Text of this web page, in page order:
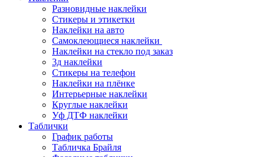
Разновидные наклейки
Стикеры и этикетки
Наклейки на авто
Самоклеющиеся наклейки
Наклейки на стекло под заказ
3д наклейки
Cтикеры на телефон
Наклейки на плёнке
Интерьерные наклейки
Круглые наклейки
Уф ДТФ наклейки
Таблички
График работы
Табличка Брайля